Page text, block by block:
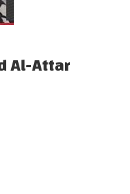
Al-Attar